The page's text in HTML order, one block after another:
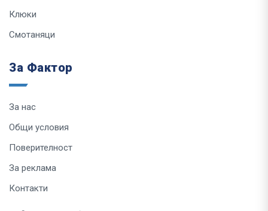
Клюки
Смотаняци
За Фактор
За нас
Общи условия
Поверителност
За реклама
Контакти